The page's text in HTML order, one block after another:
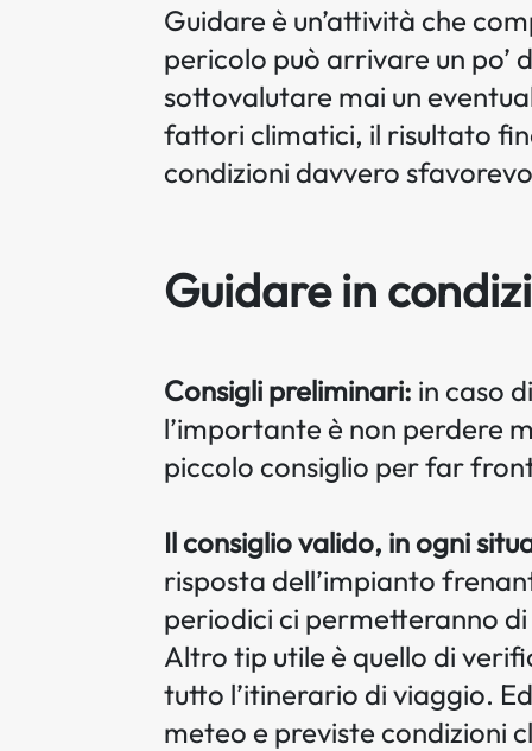
Guidare è un’attività che
pericolo può arrivare un po’
sottovalutare mai un
fattori climatici, il risultato
condizioni davvero
Guidare in
Consigli preliminari: in caso
l’importante è non perdere
piccolo consiglio per far
Il consiglio valido, in ogni
risposta dell’impianto
periodici ci permetteranno
Altro tip utile è quello di
tutto l’itinerario di viaggio.
meteo e previste condizioni